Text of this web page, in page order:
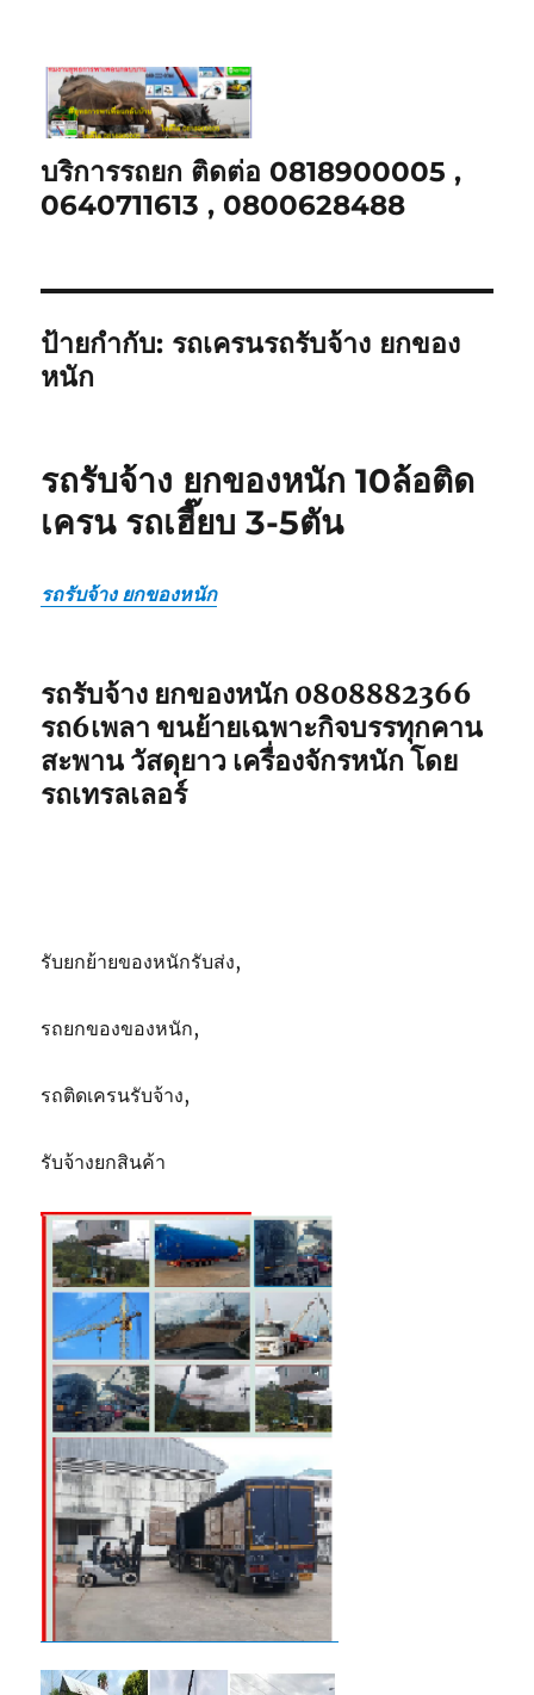
บริการรถยก ติดต่อ 0818900005 ,
0640711613 , 0800628488
ป้ายกำกับ: รถเครนรถรับจ้าง ยกของ
หนัก
รถรับจ้าง ยกของหนัก 10ล้อติด
เครน รถเฮี๊ยบ 3-5ตัน
รถรับจ้าง ยกของหนัก
รถรับจ้าง ยกของหนัก 0808882366
รถ6เพลา ขนย้ายเฉพาะกิจบรรทุกคาน
สะพาน วัสดุยาว เครื่องจักรหนัก โดย
รถเทรลเลอร์
รับยกย้ายของหนักรับส่ง,
รถยกของของหนัก,
รถติดเครนรับจ้าง,
รับจ้างยกสินค้า